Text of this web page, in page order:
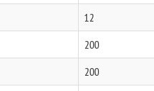
12
200
200